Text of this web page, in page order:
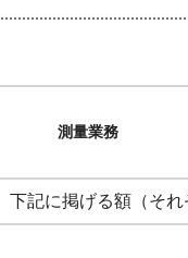
測量業務
下記に掲げる額（それ